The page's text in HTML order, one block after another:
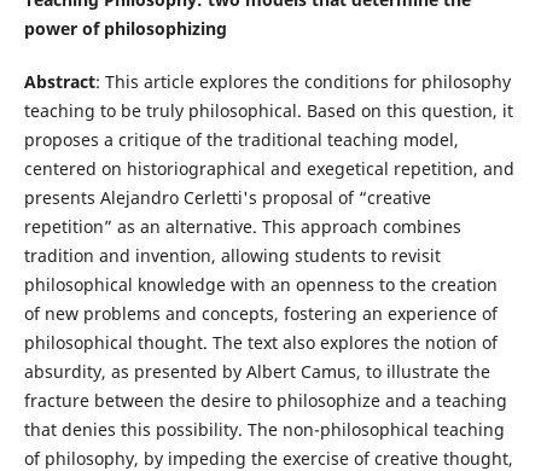
power of philosophizing
Abstract: This article explores the conditions for philosophy
teaching to be truly philosophical. Based on this question, it
proposes a critique of the traditional teaching model,
centered on historiographical and exegetical repetition, and
presents Alejandro Cerletti's proposal of “creative
repetition” as an alternative. This approach combines
tradition and invention, allowing students to revisit
philosophical knowledge with an openness to the creation
of new problems and concepts, fostering an experience of
philosophical thought. The text also explores the notion of
absurdity, as presented by Albert Camus, to illustrate the
fracture between the desire to philosophize and a teaching
that denies this possibility. The non-philosophical teaching
of philosophy, by impeding the exercise of creative thought,